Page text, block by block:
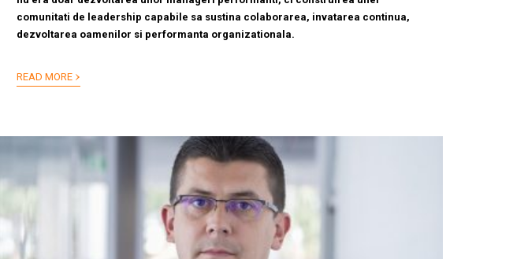
comunitati de leadership capabile sa sustina colaborarea, invatarea continua,
dezvoltarea oamenilor si performanta organizationala.
READ MORE ›